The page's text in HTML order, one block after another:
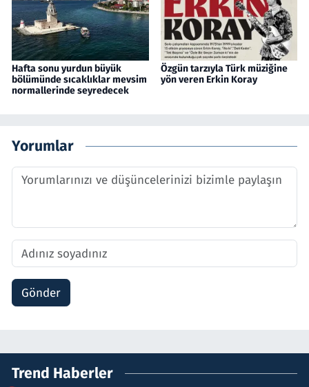
Hafta sonu yurdun büyük
bölümünde sıcaklıklar mevsim
normallerinde seyredecek
Özgün tarzıyla Türk müziğine
yön veren Erkin Koray
Yorumlar
Gönder
Trend Haberler